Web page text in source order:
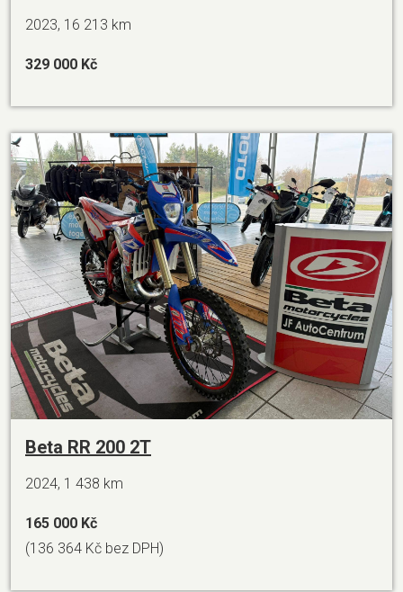
2023, 16 213 km
329 000 Kč
Beta RR 200 2T
2024, 1 438 km
165 000 Kč
(136 364 Kč bez DPH)